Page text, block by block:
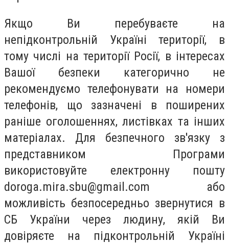
Якщо Ви перебуваєте на
непідконтрольній Україні території, в
тому числі на території Росії, в інтересах
Вашої безпеки категорично не
рекомендуємо телефонувати на номери
телефонів, що зазначені в поширених
раніше оголошеннях, листівках та інших
матеріалах. Для безпечного зв'язку з
представником Програми
використовуйте електронну пошту
doroga.mira.sbu@gmail.com або
можливість безпосередньо звернутися в
СБ України через людину, якій Ви
довіряєте на підконтрольній Україні